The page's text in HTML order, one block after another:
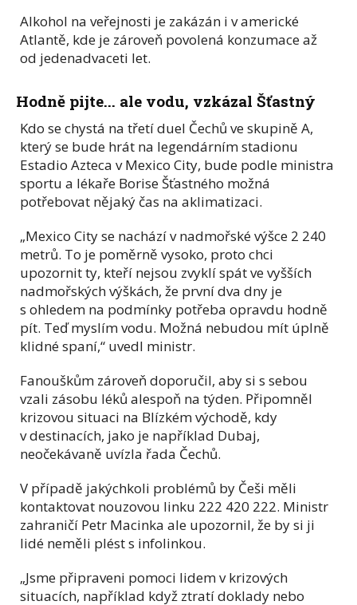
Alkohol na veřejnosti je zakázán i v americké
Atlantě, kde je zároveň povolená konzumace až
od jedenadvaceti let.
Hodně pijte... ale vodu, vzkázal Šťastný
Kdo se chystá na třetí duel Čechů ve skupině A,
který se bude hrát na legendárním stadionu
Estadio Azteca v Mexico City, bude podle ministra
sportu a lékaře Borise Šťastného možná
potřebovat nějaký čas na aklimatizaci.
„Mexico City se nachází v nadmořské výšce 2 240
metrů. To je poměrně vysoko, proto chci
upozornit ty, kteří nejsou zvyklí spát ve vyšších
nadmořských výškách, že první dva dny je
s ohledem na podmínky potřeba opravdu hodně
pít. Teď myslím vodu. Možná nebudou mít úplně
klidné spaní,“ uvedl ministr.
Fanouškům zároveň doporučil, aby si s sebou
vzali zásobu léků alespoň na týden. Připomněl
krizovou situaci na Blízkém východě, kdy
v destinacích, jako je například Dubaj,
neočekávaně uvízla řada Čechů.
V případě jakýchkoli problémů by Češi měli
kontaktovat nouzovou linku 222 420 222. Ministr
zahraničí Petr Macinka ale upozornil, že by si ji
lidé neměli plést s infolinkou.
„Jsme připraveni pomoci lidem v krizových
situacích, například když ztratí doklady nebo